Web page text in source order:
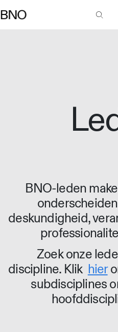
BNO-leden
deskundigheid,
Zoek onze
discipline. Klik hier
subdisciplines